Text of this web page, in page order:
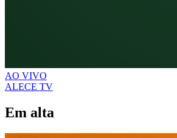
AO VIVO
ALECE TV
Em alta